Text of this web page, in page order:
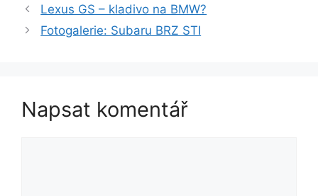
Lexus GS – kladivo na BMW?
Fotogalerie: Subaru BRZ STI
Napsat komentář